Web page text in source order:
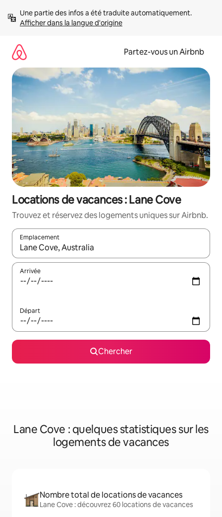
directement
Afficher dans la langue d'origine
Partez-vous un Airbnb
Locations de vacances : Lane Cove
Trouvez et réservez des logements uniques sur Airbnb.
Emplacement
Quand les résultats sont affichés, parcourez-les en utilisant
Arrivée
Départ
Chercher
Lane Cove : quelques statistiques sur les
logements de vacances
Nombre total de locations de vacances
Lane Cove : découvrez 60 locations de vacances